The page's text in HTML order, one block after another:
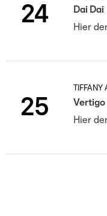
24
Dai Dai
Hier
25
TIFFANY
Vertigo
Hier